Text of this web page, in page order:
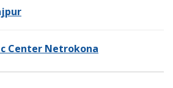
Center Netrokona